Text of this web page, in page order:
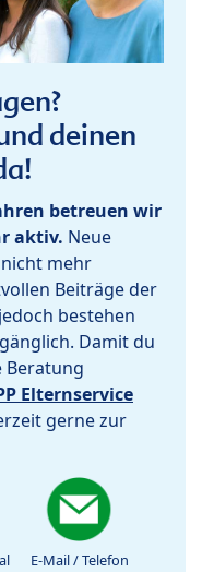
deinen
betreuen wir
aktiv. Neue
mehr
Beiträge der
bestehen
Damit du
Beratung
Elternservice
gerne zur
E-Mail / Telefon